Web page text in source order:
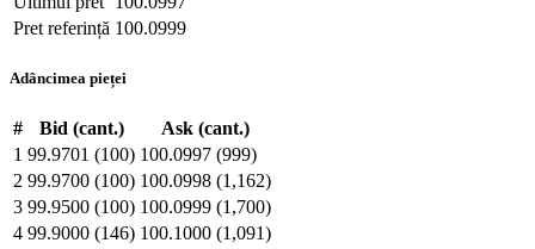
Pret referință 100.0999
Adâncimea pieței
# Bid (cant.)
Ask (cant.)
1 99.9701 (100) 100.0997 (999)
2 99.9700 (100) 100.0998 (1,162)
3 99.9500 (100) 100.0999 (1,700)
4 99.9000 (146) 100.1000 (1,091)